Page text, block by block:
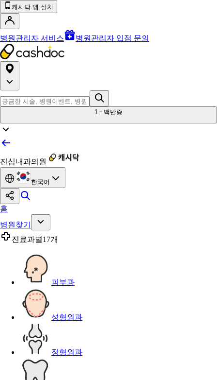
캐시닥 앱 설치
병원관리자 서비스 병원관리자 입점 문의
1 백반증
진심내과의원
한국어
홈
병원찾기
진료과별17개
피부과
성형외과
정형외과